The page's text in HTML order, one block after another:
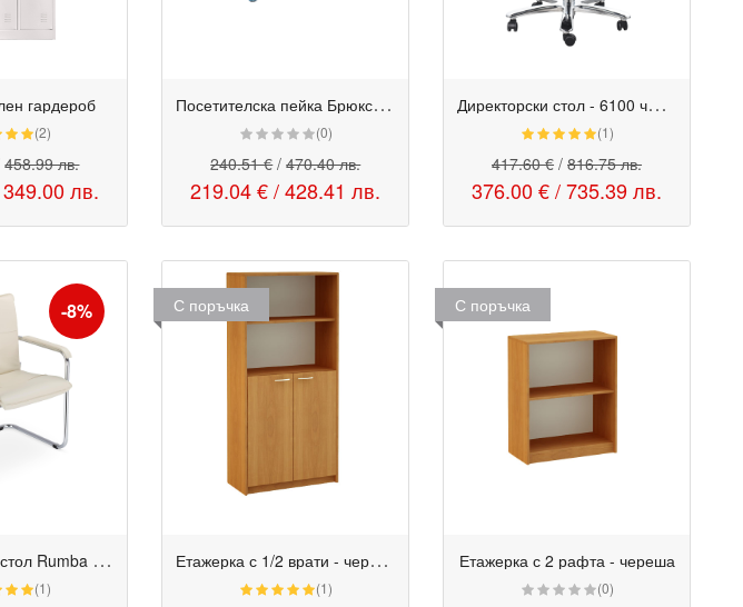
гардероб
(2)
458.99 лв.
349.00 лв.
П
осетителска пейка Брюксел - 3
(0)
240.51 €/470.40 лв.
219.04 €/428.41 лв.
Д
иректорски стол - 6100 черен
(1)
417.60 € /816.75 лв.
376.00 €/735.39 лв.
-8%
П
осетителски стол Rumba - бежов еко кожа
(1)
С поръчка
Е
тажерка с 1/2 врати - череша
(1)
С поръчка
Етажерка с 2 рафта - череша
(0)